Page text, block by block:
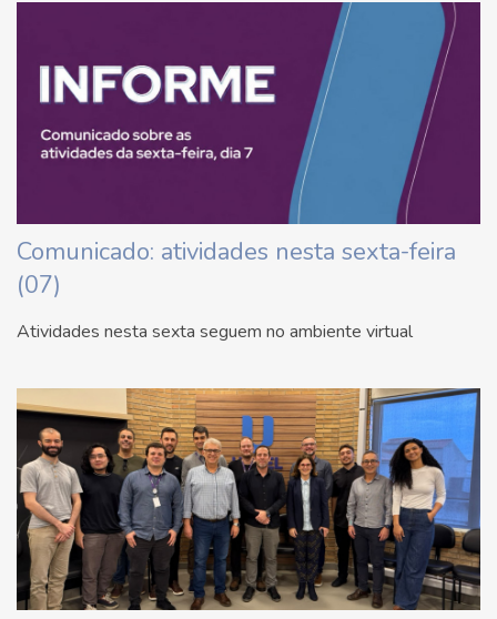
Comunicado: atividades nesta sexta-feira
(07)
Atividades nesta sexta seguem no ambiente virtual